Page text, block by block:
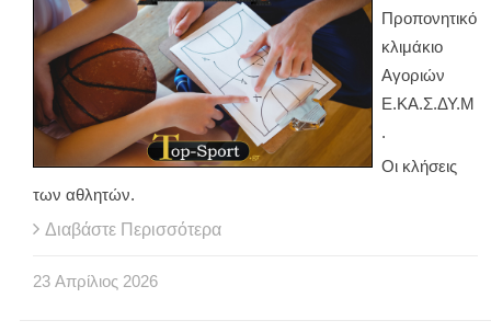
Προπονητικό
κλιμάκιο
Αγοριών
Ε.ΚΑ.Σ.ΔΥ.Μ
.
Οι κλήσεις
των αθλητών.
Διαβάστε Περισσότερα
23 Απρίλιος 2026